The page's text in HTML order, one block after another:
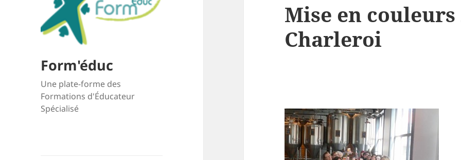
Form'éduc
Une plate-forme des
Formations d'Éducateur
Spécialisé
Mise en couleurs
Charleroi